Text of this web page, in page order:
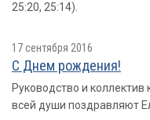
25:20, 25:14).
17 сентября 2016
С Днем рождения!
Руководство и
всей души поздравляют